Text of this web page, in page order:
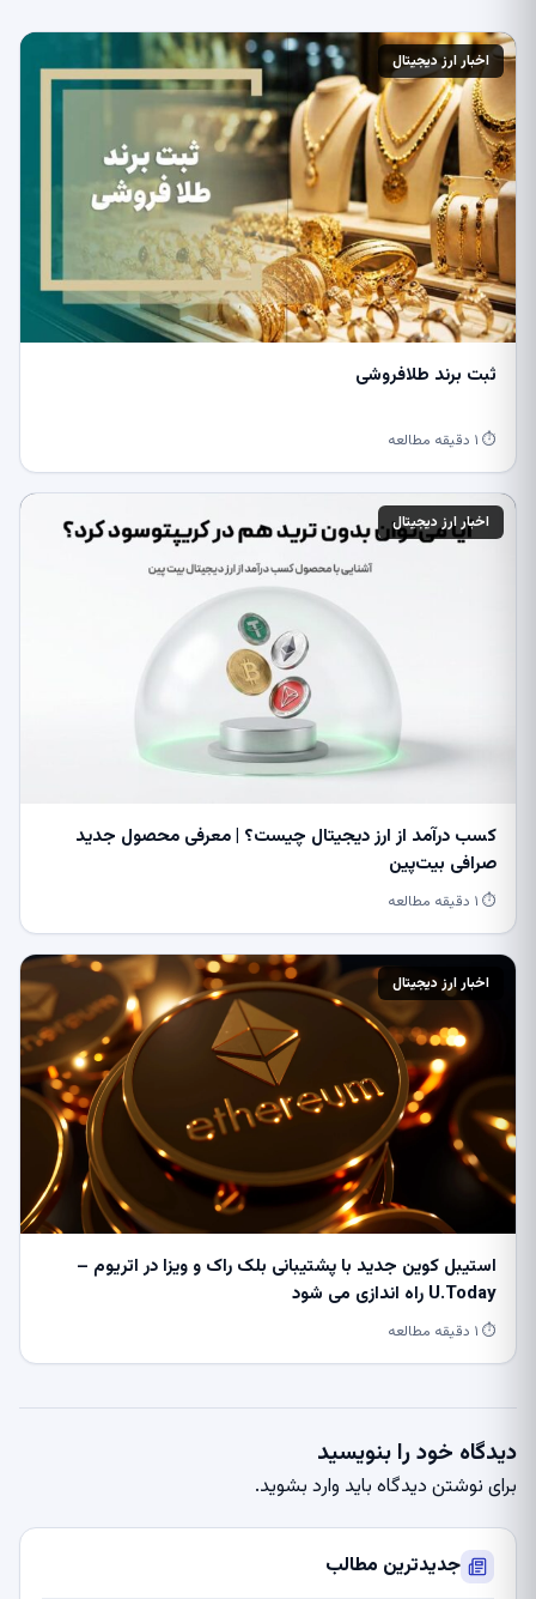
اخبار ارز دیجیتال
ثبت برند طلافروشی
⏱ ۱ دقیقه مطالعه
اخبار ارز دیجیتال
کسب درآمد از ارز دیجیتال چیست؟ | معرفی محصول جدید
صرافی بیت‌پین
⏱ ۱ دقیقه مطالعه
اخبار ارز دیجیتال
استیبل کوین جدید با پشتیبانی بلک راک و ویزا در اتریوم –
U.Today راه اندازی می شود
⏱ ۱ دقیقه مطالعه
دیدگاه خود را بنویسید
برای نوشتن دیدگاه باید وارد بشوید.
جدیدترین مطالب